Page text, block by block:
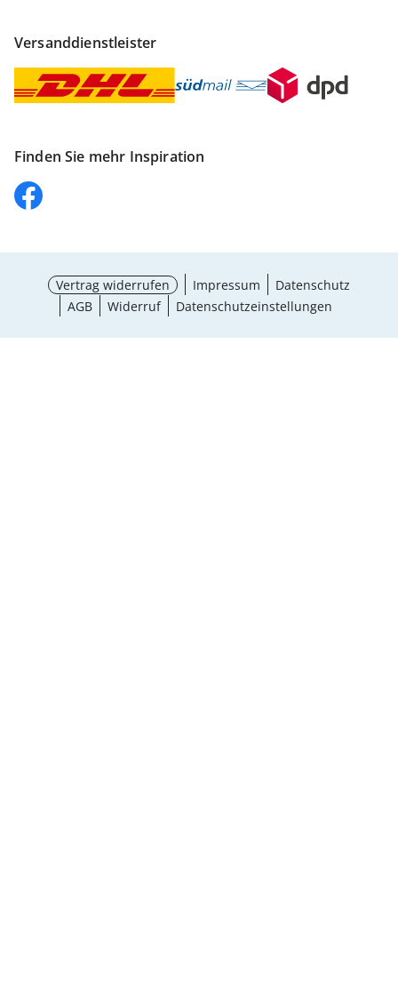
Versanddienstleister
Finden Sie mehr Inspiration
Vertrag widerrufen Impressum
Datenschutz
AGB
Widerruf Datenschutzeinstellungen